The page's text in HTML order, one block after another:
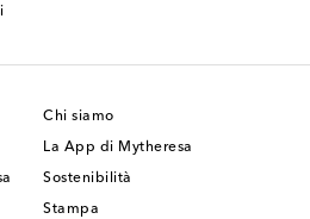
Chi siamo
La App di Mytheresa
Sostenibilità
Stampa